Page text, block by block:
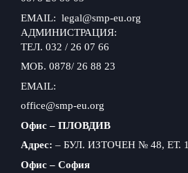
EMAIL: legal@smp-eu.org
АДМИНИСТРАЦИЯ:
ТЕЛ. 032 / 26 07 66
МОБ. 0878/ 26 88 23
EMAIL:
office@smp-eu.org
Офис – ПЛОВДИВ
Адрес: – БУЛ. ИЗТОЧЕН № 48, ЕТ. 1
Офис – София